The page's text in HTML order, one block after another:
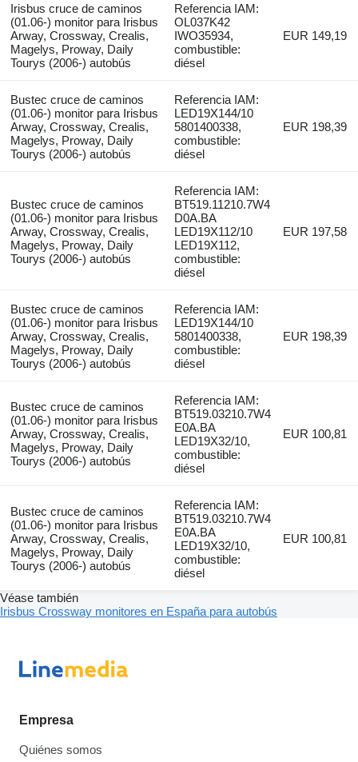
Irisbus cruce de caminos
(01.06-) monitor para Irisbus
Arway, Crossway, Crealis,
Magelys, Proway, Daily
Tourys (2006-) autobús
Referencia IAM:
OL037K42
IWO35934,
combustible:
diésel
EUR 149,19
Bustec cruce de caminos
(01.06-) monitor para Irisbus
Arway, Crossway, Crealis,
Magelys, Proway, Daily
Tourys (2006-) autobús
Referencia IAM:
LED19X144/10
5801400338,
combustible:
diésel
EUR 198,39
Bustec cruce de caminos
(01.06-) monitor para Irisbus
Arway, Crossway, Crealis,
Magelys, Proway, Daily
Tourys (2006-) autobús
Referencia IAM:
BT519.11210.7W4
D0A.BA
LED19X112/10
LED19X112,
combustible:
diésel
EUR 197,58
Bustec cruce de caminos
(01.06-) monitor para Irisbus
Arway, Crossway, Crealis,
Magelys, Proway, Daily
Tourys (2006-) autobús
Referencia IAM:
LED19X144/10
5801400338,
combustible:
diésel
EUR 198,39
Bustec cruce de caminos
(01.06-) monitor para Irisbus
Arway, Crossway, Crealis,
Magelys, Proway, Daily
Tourys (2006-) autobús
Referencia IAM:
BT519.03210.7W4
E0A.BA
LED19X32/10,
combustible:
diésel
EUR 100,81
Bustec cruce de caminos
(01.06-) monitor para Irisbus
Arway, Crossway, Crealis,
Magelys, Proway, Daily
Tourys (2006-) autobús
Referencia IAM:
BT519.03210.7W4
E0A.BA
LED19X32/10,
combustible:
diésel
EUR 100,81
Véase también
Irisbus Crossway monitores en España para autobús
Empresa
Quiénes somos